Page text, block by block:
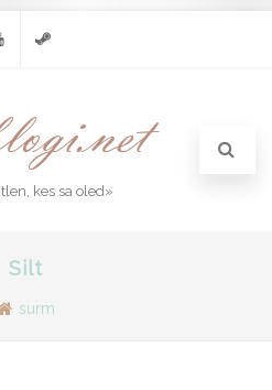
kes sa oled»
Silt
surm